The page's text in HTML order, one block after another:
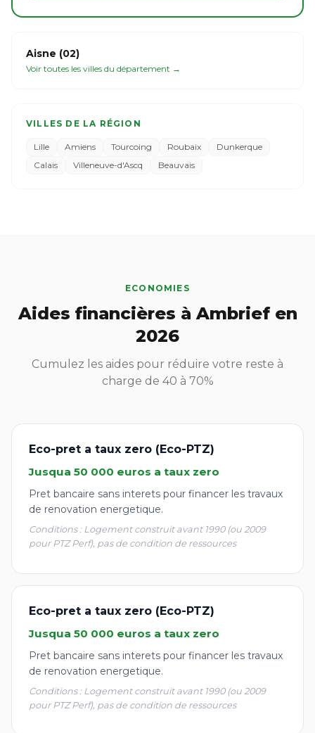
Aisne (02)
Voir toutes les villes du département →
VILLES DE LA RÉGION
Lille Amiens Tourcoing Roubaix
Dunkerque
Calais
Villeneuve-d'Ascq Beauvais
ECONOMIES
Aides financières à Ambrief en
2026
Cumulez les aides pour réduire votre reste à
charge de 40 à 70%
Eco-pret a taux zero (Eco-PTZ)
Jusqua 50 000 euros a taux zero
Pret bancaire sans interets pour financer les travaux
de renovation energetique.
Conditions : Logement construit avant 1990 (ou 2009
pour PTZ Perf), pas de condition de ressources
Eco-pret a taux zero (Eco-PTZ)
Jusqua 50 000 euros a taux zero
Pret bancaire sans interets pour financer les travaux
de renovation energetique.
Conditions : Logement construit avant 1990 (ou 2009
pour PTZ Perf), pas de condition de ressources